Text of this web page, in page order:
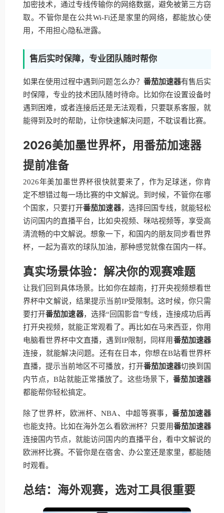
加密技术，通过专线传输你的网络数据，避免被第三方窃
取。不管你是在公共Wi-Fi还是家里的网络，都能放心使
用，不用担心隐私泄露。
售后实时保障，专业团队随时帮你
如果在使用过程中遇到问题怎么办？ 番茄加速器有售后实
时保障，专业的技术团队随时待命。比如你在设置设备时
遇到困难，或者连接后还是无法观看，只要联系客服，就
能得到及时的帮助，让你快速解决问题，不耽误看比赛。
2026美加墨世界杯，用番茄加速器
提前准备
2026年美加墨世界杯很快就要来了，作为足球迷，你肯
定不想错过每一场比赛的中文解说。到时候，不管你在哪
个国家，只要打开番茄加速器，选择回国专线，就能轻松
访问国内的直播平台，比如央视频、咪咕视频等，享受高
清流畅的中文解说。想象一下，和国内的朋友同步看世界
杯，一起为喜欢的球队加油，那种感觉就像在国内一样。
真实场景体验：解决你的观赛难题
让我们回到具体场景。比如你在越南，打开央视频想看世
界杯中文解说，结果提示当前IP受限制。这时候，你只需
要打开番茄加速器，选择“回国影音”专线，连接成功后再
打开央视频，就能正常观看了。再比如在马来西亚，你用
电脑看世界杯中文直播，遇到IP限制，同样用番茄加速器
连接，就能解决问题。还有在日本，你想在B站看世界杯
直播，提示当前地区不可播放，打开番茄加速器切换到国
内节点，B站就能正常播放了。这些场景下， 番茄加速器
都能帮你轻松搞定。
除了世界杯，欧洲杯、NBA、中超等赛事，番茄加速器
也能支持。比如在海外怎么看欧洲杯？只要用番茄加速器
连接国内节点，就能访问国内的直播平台，看中文解说的
欧洲杯比赛。不管你是在宿舍、办公室还是家里，都能随
时观看。
总结：海外观赛，选对工具很重要